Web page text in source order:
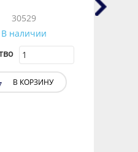
30529
В наличии
В КОРЗИНУ